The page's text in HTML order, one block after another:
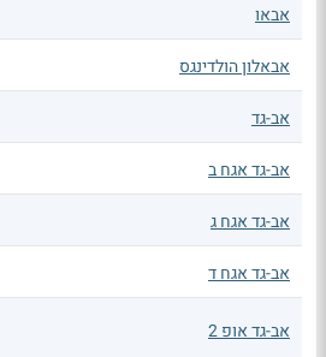
אבאו
אבאלון הולדינגס
אב-גד
אב-גד אגח ב
אב-גד אגח ג
אב-גד אגח ד
אב-גד אופ 2